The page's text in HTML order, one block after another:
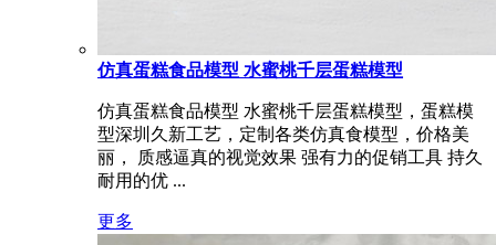
仿真蛋糕食品模型 水蜜桃千层蛋糕模型
仿真蛋糕食品模型 水蜜桃千层蛋糕模型，蛋糕模
型深圳久新工艺，定制各类仿真食模型，价格美
丽， 质感逼真的视觉效果 强有力的促销工具 持久
耐用的优 ...
更多